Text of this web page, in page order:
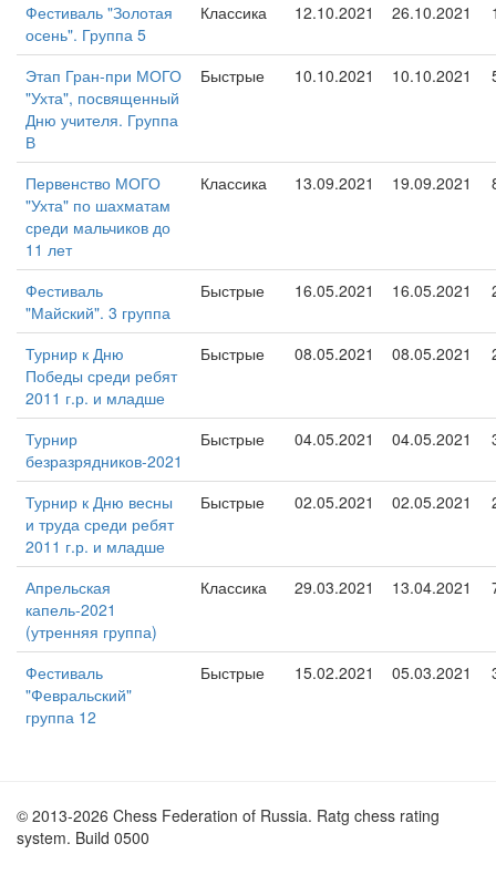
Фестиваль "Золотая
осень". Группа 5
Классика 12.10.2021 26.10.2021
Этап Гран-при МОГО
"Ухта", посвященный
Дню учителя. Группа
В
Быстрые 10.10.2021 10.10.2021
Первенство МОГО
"Ухта" по шахматам
среди мальчиков до
11 лет
Классика 13.09.2021 19.09.2021
Фестиваль
"Майский". 3 группа
Быстрые 16.05.2021 16.05.2021
Турнир к Дню
Победы среди ребят
2011 г.р. и младше
Быстрые 08.05.2021 08.05.2021
Турнир
безразрядников-2021
Быстрые 04.05.2021 04.05.2021
Турнир к Дню весны
и труда среди ребят
2011 г.р. и младше
Быстрые 02.05.2021 02.05.2021
Апрельская
капель-2021
(утренняя группа)
Классика 29.03.2021 13.04.2021
Фестиваль
"Февральский"
группа 12
Быстрые 15.02.2021 05.03.2021
© 2013-2026 Chess Federation of Russia. Ratg chess rating
system. Build 0500